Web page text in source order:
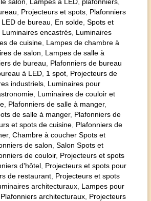
Projecteurs et spots Plafonniers
de bureau En solde Spots et
Luminaires encastrés Luminaires
de cuisine Lampes de chambre à
de salon
Lampes de salle à
de bureau
Plafonniers de bureau
à LED 1 spot Projecteurs de
industriels Luminaires pour
Luminaires de couloir et
Plafonniers de salle à manger,
de salle à manger, Plafonniers de
et spots de cuisine Plafonniers de
, Chambre à coucher Spots et
de salon Salon Spots et
de couloir, Projecteurs et spots
d'hôtel Projecteurs et spots pour
de restaurant Projecteurs et spots
architecturaux Lampes pour
Plafonniers architecturaux Projecteurs